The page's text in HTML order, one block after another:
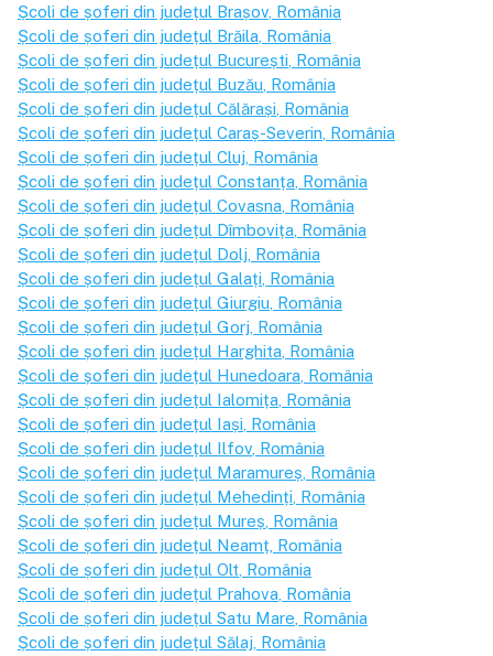
Școli de șoferi din județul Brașov , România
Școli de șoferi din județul Brăila , România
Școli de șoferi din județul București , România
Școli de șoferi din județul Buzău , România
Școli de șoferi din județul Călărași , România
Școli de șoferi din județul Caraș-Severin , România
Școli de șoferi din județul Cluj , România
Școli de șoferi din județul Constanța , România
Școli de șoferi din județul Covasna , România
Școli de șoferi din județul Dîmbovița , România
Școli de șoferi din județul Dolj , România
Școli de șoferi din județul Galați , România
Școli de șoferi din județul Giurgiu , România
Școli de șoferi din județul Gorj , România
Școli de șoferi din județul Harghita , România
Școli de șoferi din județul Hunedoara , România
Școli de șoferi din județul Ialomița , România
Școli de șoferi din județul Iași , România
Școli de șoferi din județul Ilfov , România
Școli de șoferi din județul Maramureș , România
Școli de șoferi din județul Mehedinți , România
Școli de șoferi din județul Mureș , România
Școli de șoferi din județul Neamț , România
Școli de șoferi din județul Olt , România
Școli de șoferi din județul Prahova , România
Școli de șoferi din județul Satu Mare , România
Școli de șoferi din județul Sălaj , România